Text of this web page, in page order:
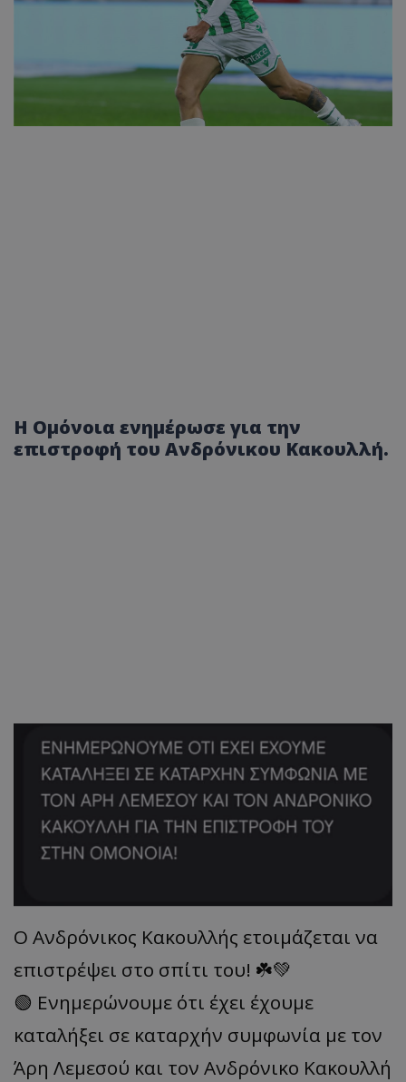
Η Ομόνοια ενημέρωσε για την
επιστροφή του Ανδρόνικου Κακουλλή.
Ο Ανδρόνικος Κακουλλής ετοιμάζεται να
επιστρέψει στο σπίτι του! ☘️💚
🟢 Ενημερώνουμε ότι έχει έχουμε
καταλήξει σε καταρχήν συμφωνία με τον
Άρη Λεμεσού και τον Ανδρόνικο Κακουλλή